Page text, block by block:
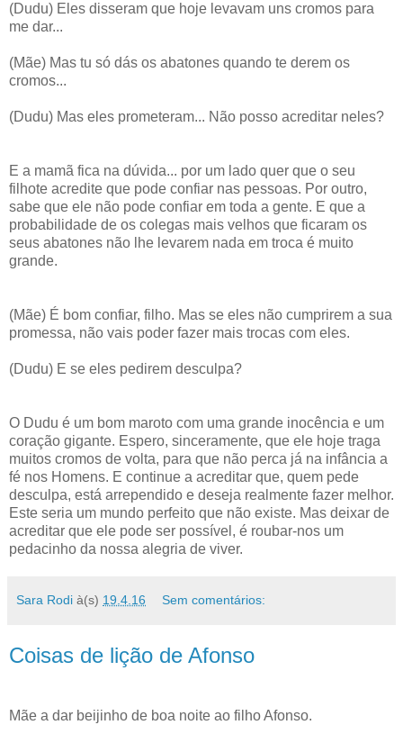
(Dudu) Eles disseram que hoje levavam uns cromos para
me dar...
(Mãe) Mas tu só dás os abatones quando te derem os
cromos...
(Dudu) Mas eles prometeram... Não posso acreditar neles?
E a mamã fica na dúvida... por um lado quer que o seu
filhote acredite que pode confiar nas pessoas. Por outro,
sabe que ele não pode confiar em toda a gente. E que a
probabilidade de os colegas mais velhos que ficaram os
seus abatones não lhe levarem nada em troca é muito
grande.
(Mãe) É bom confiar, filho. Mas se eles não cumprirem a sua
promessa, não vais poder fazer mais trocas com eles.
(Dudu) E se eles pedirem desculpa?
O Dudu é um bom maroto com uma grande inocência e um
coração gigante. Espero, sinceramente, que ele hoje traga
muitos cromos de volta, para que não perca já na infância a
fé nos Homens. E continue a acreditar que, quem pede
desculpa, está arrependido e deseja realmente fazer melhor.
Este seria um mundo perfeito que não existe. Mas deixar de
acreditar que ele pode ser possível, é roubar-nos um
pedacinho da nossa alegria de viver.
Sara Rodi à(s) 19.4.16 Sem comentários:
Coisas de lição de Afonso
Mãe a dar beijinho de boa noite ao filho Afonso.